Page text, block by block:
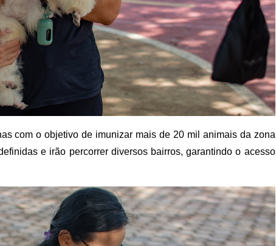
com o objetivo de imunizar mais de 20 mil animais da zona
e irão percorrer diversos bairros, garantindo o acesso